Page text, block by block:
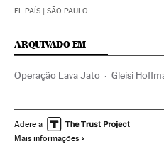
EL PAÍS | SÃO PAULO
ARQUIVADO EM
Operação Lava Jato Gleisi
Caso Petrobras Investigação
Escândalos políticos
Adere a
Mais informações